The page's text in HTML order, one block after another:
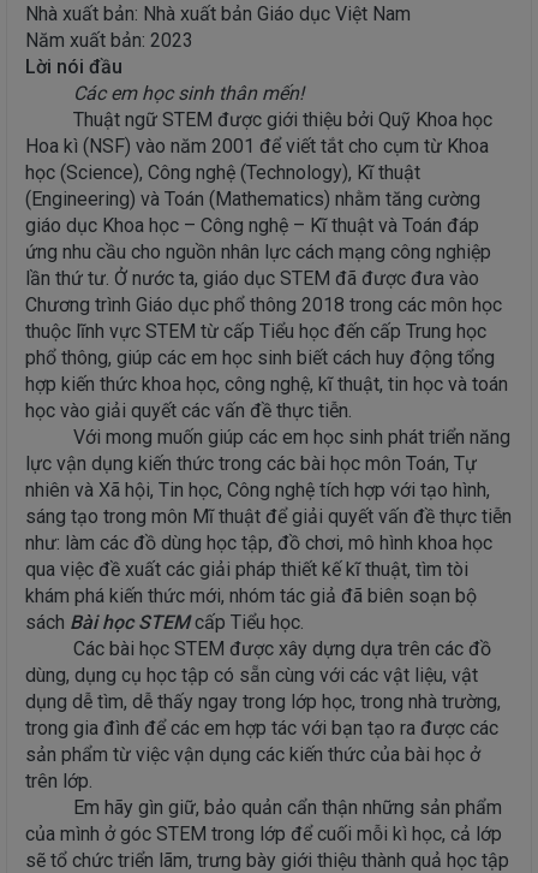
Nhà xuất bản: Nhà xuất bản Giáo dục Việt Nam
Năm xuất bản: 2023
Lời nói đầu
Các em học sinh thân mến!
Thuật ngữ STEM được giới thiệu bởi Quỹ Khoa học
Hoa kì (NSF) vào năm 2001 để viết tắt cho cụm từ Khoa
học (Science), Công nghệ (Technology), Kĩ thuật
(Engineering) và Toán (Mathematics) nhằm tăng cường
giáo dục Khoa học – Công nghệ – Kĩ thuật và Toán đáp
ứng nhu cầu cho nguồn nhân lực cách mạng công nghiệp
lần thứ tư. Ở nước ta, giáo dục STEM đã được đưa vào
Chương trình Giáo dục phổ thông 2018 trong các môn học
thuộc lĩnh vực STEM từ cấp Tiểu học đến cấp Trung học
phổ thông, giúp các em học sinh biết cách huy động tổng
hợp kiến thức khoa học, công nghệ, kĩ thuật, tin học và toán
học vào giải quyết các vấn đề thực tiễn.
Với mong muốn giúp các em học sinh phát triển năng
lực vận dụng kiến thức trong các bài học môn Toán, Tự
nhiên và Xã hội, Tin học, Công nghệ tích hợp với tạo hình,
sáng tạo trong môn Mĩ thuật để giải quyết vấn đề thực tiễn
như: làm các đồ dùng học tập, đồ chơi, mô hình khoa học
qua việc đề xuất các giải pháp thiết kế kĩ thuật, tìm tòi
khám phá kiến thức mới, nhóm tác giả đã biên soạn bộ
sách Bài học STEMcấp Tiểu học.
Các bài học STEM được xây dựng dựa trên các đồ
dùng, dụng cụ học tập có sẵn cùng với các vật liệu, vật
dụng dễ tìm, dễ thấy ngay trong lớp học, trong nhà trường,
trong gia đình để các em hợp tác với bạn tạo ra được các
sản phẩm từ việc vận dụng các kiến thức của bài học ở
trên lớp.
Em hãy gìn giữ, bảo quản cẩn thận những sản phẩm
của mình ở góc STEM trong lớp để cuối mỗi kì học, cả lớp
sẽ tổ chức triển lãm, trưng bày giới thiệu thành quả học tập